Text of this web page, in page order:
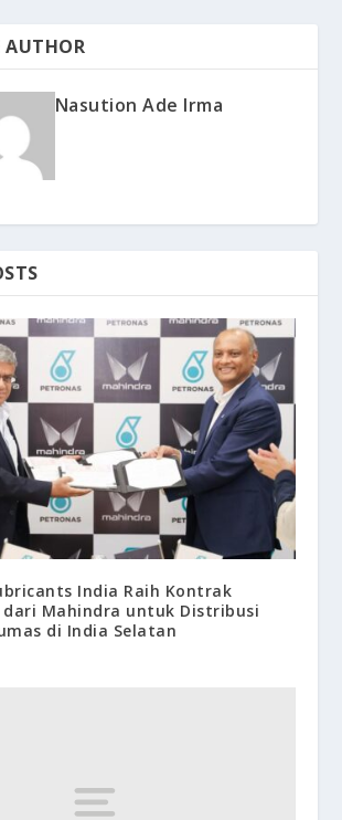
AUTHOR
Nasution Ade Irma
India Raih Kontrak
Mahindra untuk Distribusi
di India Selatan